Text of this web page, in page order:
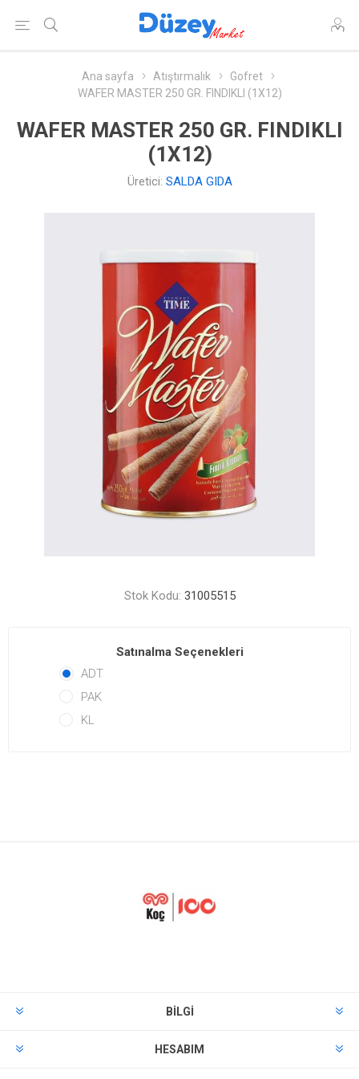
Ana sayfa Atıştırmalık
Gofret
WAFER MASTER 250 GR. FINDIKLI (1X12)
WAFER MASTER 250 GR. FINDIKLI
(1X12)
Üretici: SALDA GIDA
Stok Kodu: 31005515
Satınalma Seçenekleri
ADT
PAK
KL
BILGI
HESABIM